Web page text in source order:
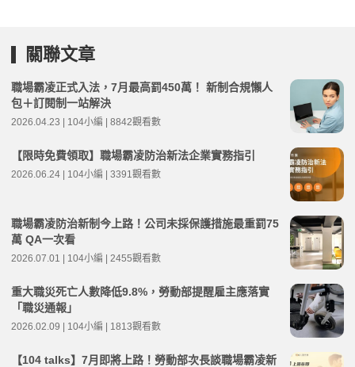
關聯文章
職場霸凌正式入法，7月最高罰450萬！ 新制合規懶人
包＋訂閱制一站解決
2026.04.23 | 104小編 | 8842觀看數
【限時免費領取】職場霸凌防治新法企業實務指引
2026.06.24 | 104小編 | 3391觀看數
職場霸凌防治新制今上路！公司未採保護措施最重罰75
萬 QA一次看
2026.07.01 | 104小編 | 2455觀看數
重大職災死亡人數降低9.8%，勞動部提醒雇主應落實
「職災通報」
2026.02.09 | 104小編 | 1813觀看數
【104 talks】7月即將上路！勞動部次長談職場霸凌新